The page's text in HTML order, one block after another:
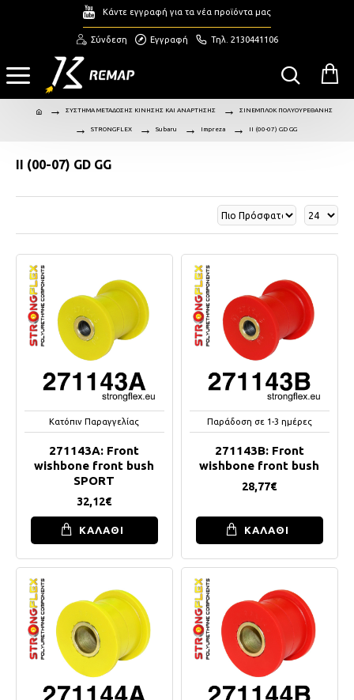
Κάντε εγγραφή για τα νέα προϊόντα μας
Σύνδεση Εγγραφή Τηλ. 2130441106
ΣΥΣΤΗΜΑ ΜΕΤΑΔΟΣΗΣ ΚΙΝΗΣΗΣ ΚΑΙ ΑΝΑΡΤΗΣΗΣ ΣΙΝΕΜΠΛΟΚ ΠΟΛΥΟΥΡΕΘΑΝΗΣ
STRONGFLEX Subaru Impreza II (00-07) GD GG
II (00-07) GD GG
Κατόπιν Παραγγελίας
271143A: Front
wishbone front bush
SPORT
32,12€
ΚΑΛΑΘΙ
Παράδοση σε 1-3 ημέρες
271143B: Front
wishbone front bush
28,77€
ΚΑΛΑΘΙ